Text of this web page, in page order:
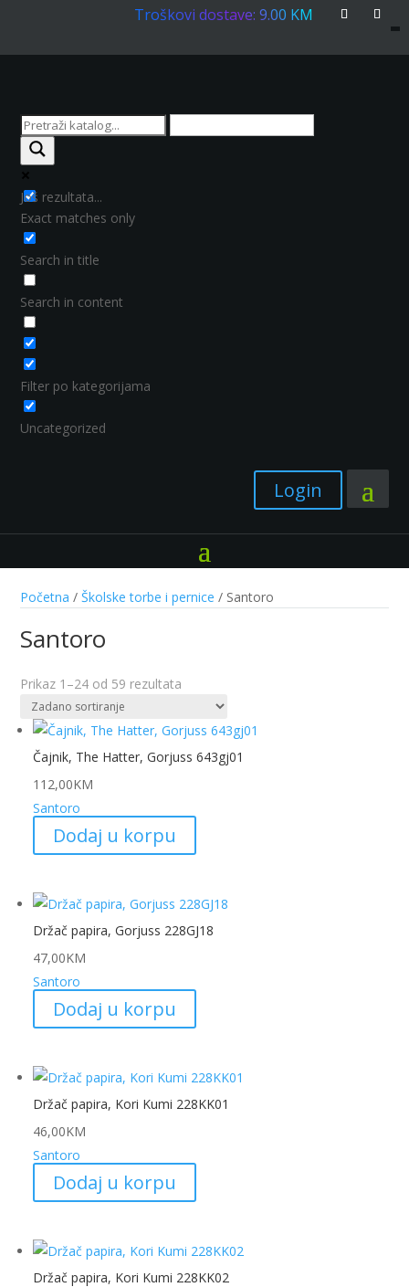
Troškovi dostave: 9.00 KM
Još rezultata...
Exact matches only
Search in title
Search in content
Filter po kategorijama
Uncategorized
Login
Početna /Školske torbe i pernice / Santoro
Santoro
Prikaz 1–24 od 59 rezultata
Čajnik, The Hatter, Gorjuss 643gj01
112,00KM
Santoro
Dodaj u korpu
Držač papira, Gorjuss 228GJ18
47,00KM
Santoro
Dodaj u korpu
Držač papira, Kori Kumi 228KK01
46,00KM
Santoro
Dodaj u korpu
Držač papira, Kori Kumi 228KK02